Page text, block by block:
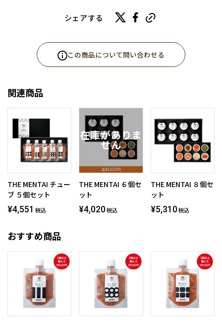
シェアする
この商品について問い合わせる
関連商品
THE MENTAI チュー
ブ ５個セット
¥4,551 税込
THE MENTAI ６個セ
ット
¥4,020 税込
THE MENTAI ８個セ
ット
¥5,310 税込
おすすめ商品